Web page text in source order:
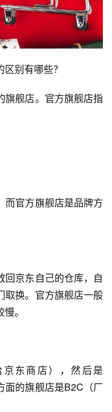
别有哪些？
旗舰店。官方旗舰店指
而官方旗舰店是品牌方
回京东自己的仓库，自
取换。官方旗舰店一般
。
东商店），然后是
面的旗舰店是B2C（厂